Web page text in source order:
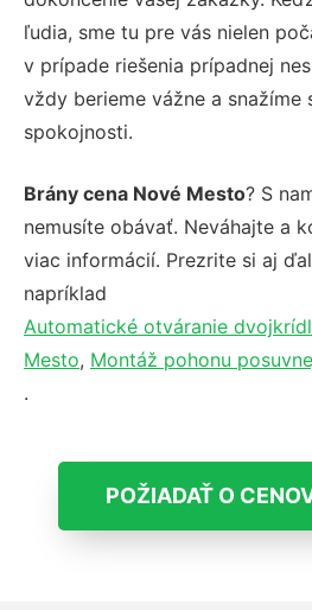
ľudia, sme tu pre vás nielen
v prípade riešenia prípadnej
vždy berieme vážne a snažíme
spokojnosti.
Brány cena Nové Mesto? S
nemusíte obávať. Neváhajte a
viac informácií. Prezrite si aj
napríklad
Automatické otváranie
Mesto, Montáž pohonu
.
POŽIADAŤ O